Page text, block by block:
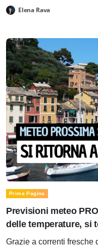
Elena Rava
Prima Pagina
Previsioni meteo
delle temperature, si
Grazie a correnti fresche